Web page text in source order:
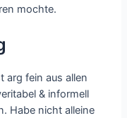
mochte.
arg fein aus allen
& informell
Habe nicht alleine